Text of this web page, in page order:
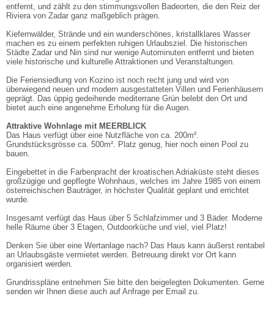
entfernt, und zählt zu den stimmungsvollen Badeorten, die den Reiz der
Riviera von Zadar ganz maßgeblich prägen.
Kiefernwälder, Strände und ein wunderschönes, kristallklares Wasser
machen es zu einem perfekten ruhigen Urlaubsziel. Die historischen
Städte Zadar und Nin sind nur wenige Autominuten entfernt und bieten
viele historische und kulturelle Attraktionen und Veranstaltungen.
Die Feriensiedlung von Kozino ist noch recht jung und wird von
überwiegend neuen und modern ausgestatteten Villen und Ferienhäusern
geprägt. Das üppig gedeihende mediterrane Grün belebt den Ort und
bietet auch eine angenehme Erholung für die Augen.
Attraktive Wohnlage mit MEERBLICK
Das Haus verfügt über eine Nutzfläche von ca. 200m².
Grundstücksgrösse ca. 500m². Platz genug, hier noch einen Pool zu
bauen.
Eingebettet in die Farbenpracht der kroatischen Adriaküste steht dieses
großzügige und gepflegte Wohnhaus, welches im Jahre 1985 von einem
österreichischen Bauträger, in höchster Qualität geplant und errichtet
wurde.
Insgesamt verfügt das Haus über 5 Schlafzimmer und 3 Bäder. Moderne
helle Räume über 3 Etagen, Outdoorküche und viel, viel Platz!
Denken Sie über eine Wertanlage nach? Das Haus kann äußerst rentabel
an Urlaubsgäste vermietet werden. Betreuung direkt vor Ort kann
organisiert werden.
Grundrisspläne entnehmen Sie bitte den beigelegten Dokumenten. Gerne
senden wir Ihnen diese auch auf Anfrage per Email zu.